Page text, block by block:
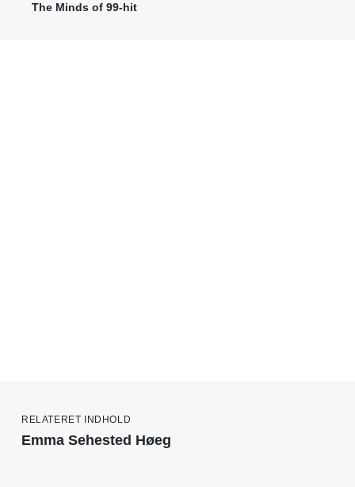
The Minds of 99-hit
RELATERET INDHOLD
Emma Sehested Høeg